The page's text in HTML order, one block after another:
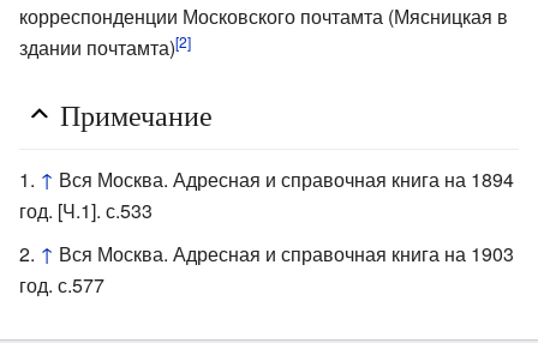
корреспонденции Московского почтамта (Мясницкая в
здании почтамта)[2]
Примечание
↑ Вся Москва. Адресная и справочная книга на 1894
год. [Ч.1]. с.533
↑ Вся Москва. Адресная и справочная книга на 1903
год. с.577